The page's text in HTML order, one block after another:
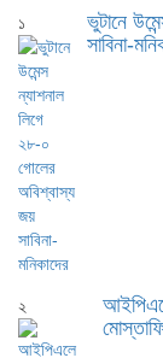
১
ভুটানে
সাবিনা-
২